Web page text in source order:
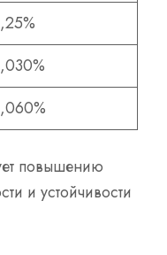
повышению
и устойчивости